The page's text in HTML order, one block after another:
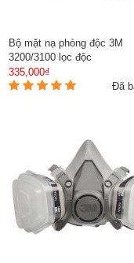
Bộ mặt nạ phòng độc 3M
3200/3100 lọc độc
335,000₫
Đã